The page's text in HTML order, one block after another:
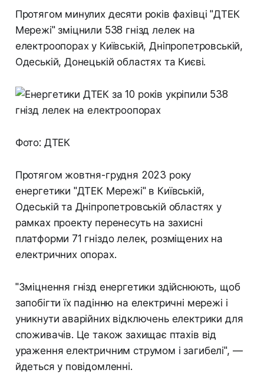
Протягом минулих десяти років фахівці "ДТЕК
Мережі" зміцнили 538 гнізд лелек на
електроопорах у Київській, Дніпропетровській,
Одеській, Донецькій областях та Києві.
Фото: ДТЕК
Протягом жовтня-грудня 2023 року
енергетики "ДТЕК Мережі" в Київській,
Одеській та Дніпропетровській областях у
рамках проекту перенесуть на захисні
платформи 71 гніздо лелек, розміщених на
електричних опорах.
"Зміцнення гнізд енергетики здійснюють, щоб
запобігти їх падінню на електричні мережі і
уникнути аварійних відключень електрики для
споживачів. Це також захищає птахів від
ураження електричним струмом і загибелі", —
йдеться у повідомленні.